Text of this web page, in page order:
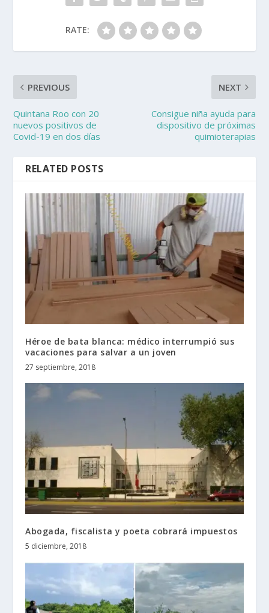
RATE:
PREVIOUS
Quintana Roo con 20
nuevos positivos de
Covid-19 en dos días
NEXT
Consigue niña ayuda para
dispositivo de próximas
quimioterapias
RELATED POSTS
Héroe de bata blanca: médico interrumpió sus
vacaciones para salvar a un joven
27 septiembre, 2018
Abogada, fiscalista y poeta cobrará impuestos
5 diciembre, 2018